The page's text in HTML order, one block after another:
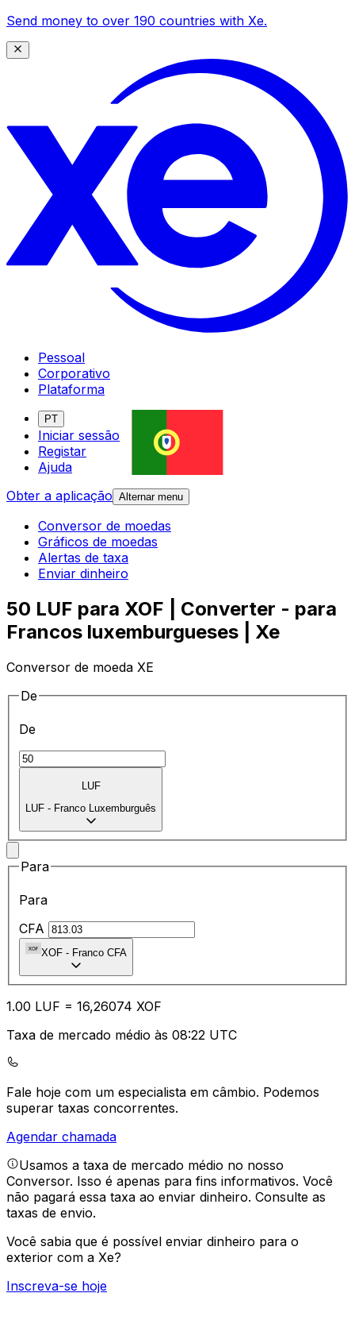
Send money to over 190 countries with Xe.
Pessoal
Corporativo
Plataforma
PT
Iniciar sessão
Registar
Ajuda
Obter a aplicação Alternar menu
Conversor de moedas
Gráficos de moedas
Alertas de taxa
Enviar dinheiro
50 LUF para XOF | Converter - para
Francos luxemburgueses | Xe
Conversor de moeda XE
De
De
LUF
LUF - Franco Luxemburguês
Para
Para
CFA
XOF - Franco CFA
1.00 LUF = 16,26074 XOF
Taxa de mercado médio às 08:22 UTC
Fale hoje com um especialista em câmbio. Podemos
superar taxas concorrentes.
Agendar chamada
Usamos a taxa de mercado médio no nosso
Conversor. Isso é apenas para fins informativos. Você
não pagará essa taxa ao enviar dinheiro. Consulte as
taxas de envio.
Você sabia que é possível enviar dinheiro para o
exterior com a Xe?
Inscreva-se hoje